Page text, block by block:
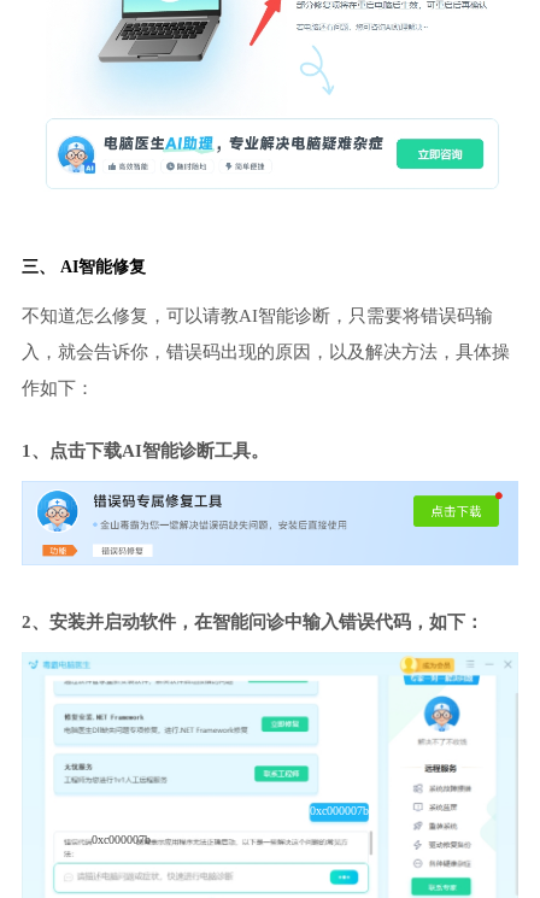
三、 AI智能修复
不知道怎么修复，可以请教AI智能诊断，只需要将错误码输
入，就会告诉你，错误码出现的原因，以及解决方法，具体操
作如下：
1、点击下载AI智能诊断工具。
2、安装并启动软件，在智能问诊中输入错误代码，如下：
0xc000007b
0xc000007b